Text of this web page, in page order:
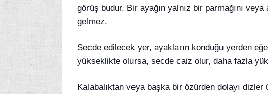
görüş budur. Bir ayağın yalnız bir parmağını
gelmez.
Secde edilecek yer, ayakların konduğu yerden
yükseklikte olursa, secde caiz olur, daha fazla
Kalabalıktan veya başka bir özürden dolayı